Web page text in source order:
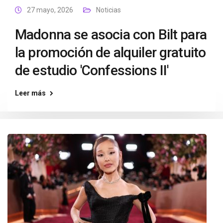
27 mayo, 2026 Noticias
Madonna se asocia con Bilt para
la promoción de alquiler gratuito
de estudio 'Confessions II'
Leer más